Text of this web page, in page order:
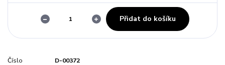
Přidat do košíku
Číslo
D-00372